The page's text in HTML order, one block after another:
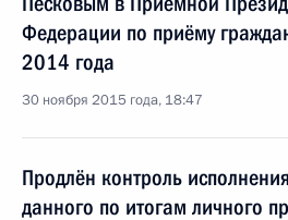
Федерации по приёму
2014 года
30 ноября 2015 года, 18:47
Продлён контроль
данного по итогам личного